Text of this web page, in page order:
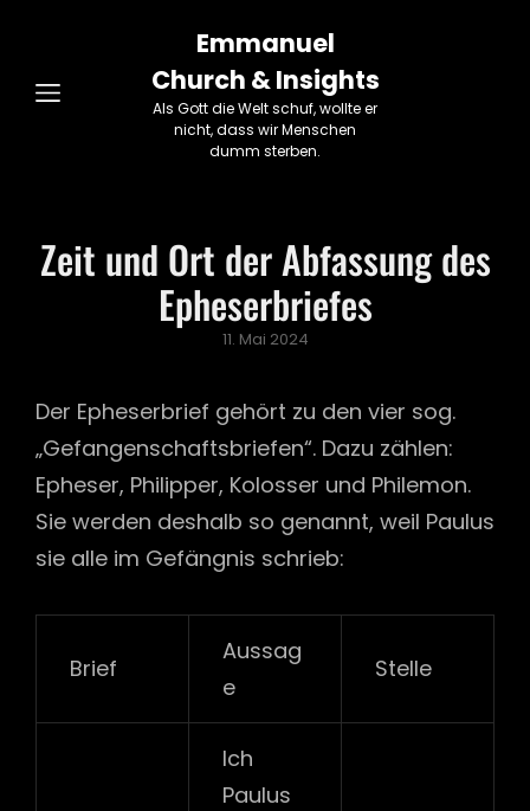
Emmanuel
Church & Insights
Als Gott die Welt schuf, wollte er
nicht, dass wir Menschen
dumm sterben.
Zeit und Ort der Abfassung des
Epheserbriefes
Posted
11. Mai 2024
Der Epheserbrief gehört zu den vier sog.
„Gefangenschaftsbriefen“. Dazu zählen:
Epheser, Philipper, Kolosser und Philemon.
Sie werden deshalb so genannt, weil Paulus
sie alle im Gefängnis schrieb:
Brief
Aussag
e
Stelle
Ich
Paulus